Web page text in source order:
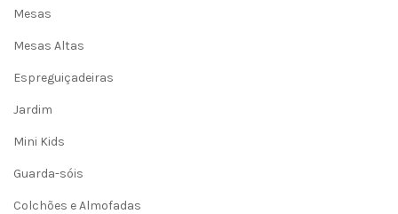
Mesas
Mesas Altas
Espreguiçadeiras
Jardim
Mini Kids
Guarda-sóis
Colchões e Almofadas